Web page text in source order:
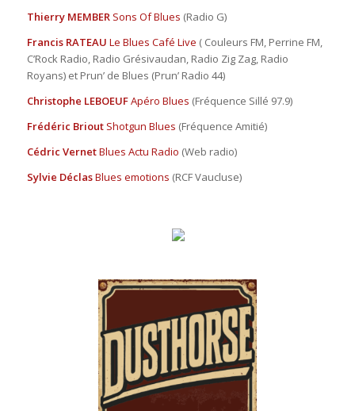
Thierry MEMBER Sons Of Blues (Radio G)
Francis RATEAU Le Blues Café Live ( Couleurs FM, Perrine FM,
C’Rock Radio, Radio Grésivaudan, Radio Zig Zag, Radio
Royans) et Prun’ de Blues (Prun’ Radio 44)
Christophe LEBOEUFApéro Blues (Fréquence Sillé 97.9)
Frédéric Briout Shotgun Blues (Fréquence Amitié)
Cédric VernetBlues Actu Radio (Web radio)
Sylvie DéclasBlues emotions (RCF Vaucluse)